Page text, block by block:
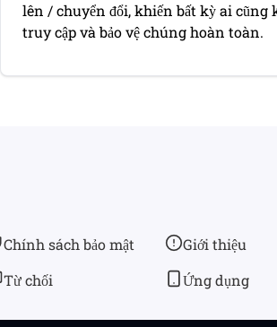
lên / chuyển đổi, khiến bất kỳ ai cũng
truy cập và bảo vệ chúng hoàn toàn.
Chính sách bảo mật
Từ chối
Giới thiệu
Ứng dụng